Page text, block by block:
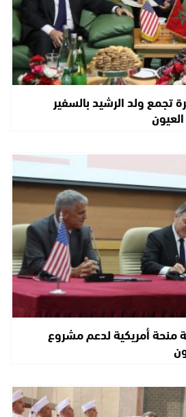
تجمع ولد الرشيد بالسفير
منحة أمريكية لدعم مشروع